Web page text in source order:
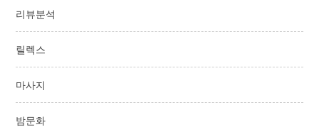
리뷰분석
릴렉스
마사지
밤문화